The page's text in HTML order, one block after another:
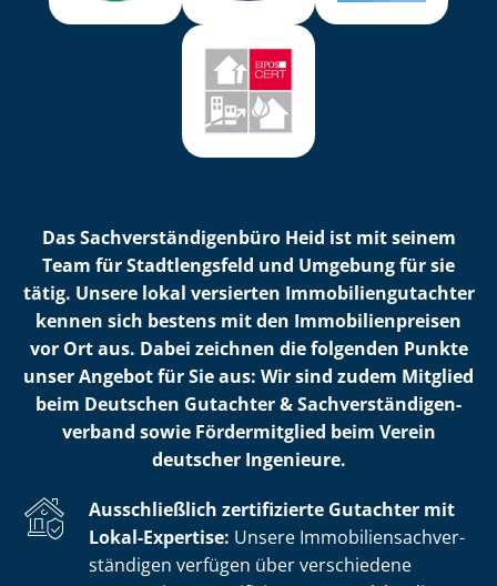
Das Sach­ver­stän­di­gen­bü­ro Heid ist mit seinem
Team für Stadtlengsfeld und Umgebung für sie
tätig. Unsere lokal versierten Im­mo­bi­li­en­gut­ach­ter
kennen sich bestens mit den Im­mo­bi­li­en­prei­sen
vor Ort aus. Dabei zeichnen die folgenden Punkte
unser Angebot für Sie aus: Wir sind zudem Mitglied
beim Deutschen Gutachter & Sach­ver­stän­di­gen­
ver­band sowie Fördermitglied beim Verein
deutscher Ingenieure.
Ausschließlich zertifizierte Gutachter mit
Lokal-Expertise: Unsere Im­mo­bi­li­en­sach­ver­
stän­di­gen verfügen über verschiedene